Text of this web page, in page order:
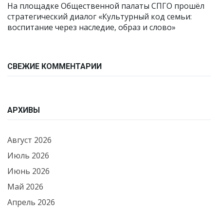
На площадке Общественной палаты СПГО прошёл
стратегический диалог «Культурный код семьи:
воспитание через наследие, образ и слово»
СВЕЖИЕ КОММЕНТАРИИ
АРХИВЫ
Август 2026
Июль 2026
Июнь 2026
Май 2026
Апрель 2026